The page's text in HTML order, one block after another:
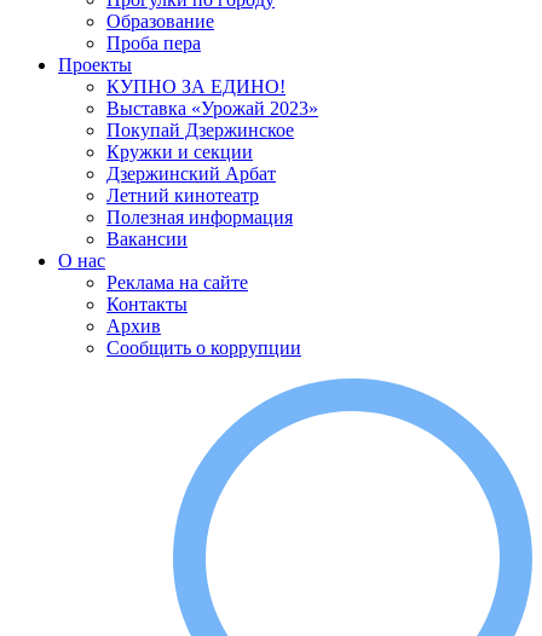
Образование
Проба пера
Проекты
КУПНО ЗА ЕДИНО!
Выставка «Урожай 2023»
Покупай Дзержинское
Кружки и секции
Дзержинский Арбат
Летний кинотеатр
Полезная информация
Вакансии
О нас
Реклама на сайте
Контакты
Архив
Сообщить о коррупции